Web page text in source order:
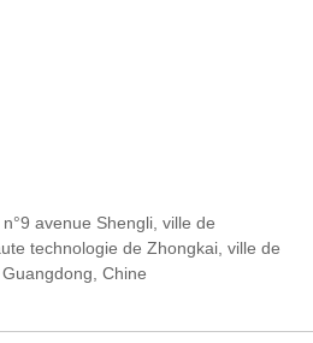
avenue Shengli, ville de
technologie de Zhongkai, ville de
Chine